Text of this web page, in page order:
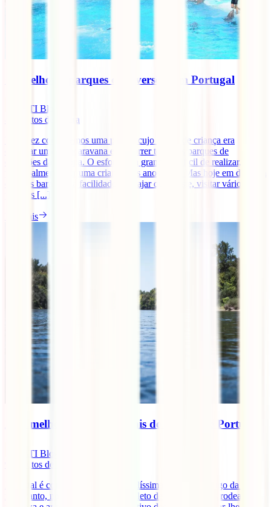
Os melhores parques de diversões em Portugal
IATI Blog
minutos de leitura
Uma vez conhecemos uma pessoa cujo sonho de criança era
comprar uma autocaravana e percorrer todos os parques de
diversões da Europa. O esforço era grande e difícil de realizar,
principalmente por uma criança nos anos 90… Mas hoje em dia com
os voos baratos e a facilidade de viajar que existe, visitar vários
parques [...].
Ler mais
As 7 melhores praias fluviais do Centro de Portugal
IATI Blog
minutos de leitura
Portugal é conhecido pelas suas belíssimas praias ao longo da costa,
no entanto, no seu interior, está repleto de praias fluviais rodeadas de